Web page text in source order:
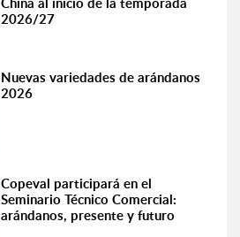
2026/27
Nuevas variedades de arándanos
2026
Copeval participará en el
Seminario Técnico Comercial:
arándanos, presente y futuro